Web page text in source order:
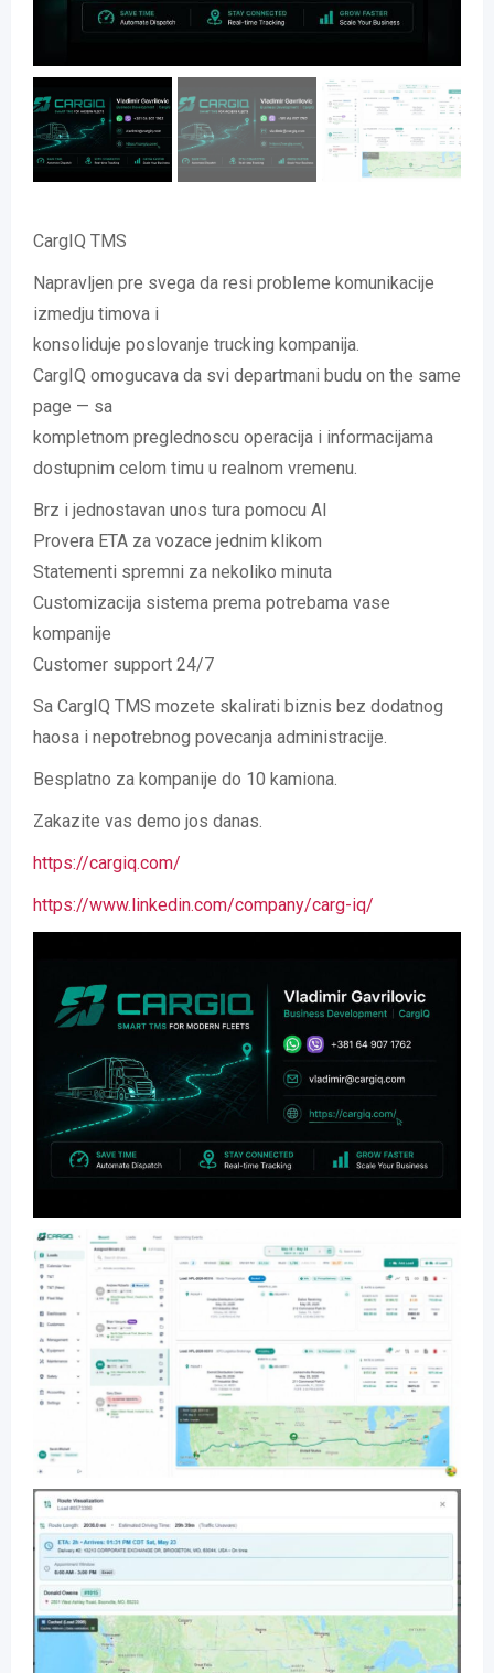
CargIQ TMS
Napravljen pre svega da resi probleme komunikacije
izmedju timova i
konsoliduje poslovanje trucking kompanija.
CargIQ omogucava da svi departmani budu on the same
page — sa
kompletnom preglednoscu operacija i informacijama
dostupnim celom timu u realnom vremenu.
Brz i jednostavan unos tura pomocu AI
Provera ETA za vozace jednim klikom
Statementi spremni za nekoliko minuta
Customizacija sistema prema potrebama vase
kompanije
Customer support 24/7
Sa CargIQ TMS mozete skalirati biznis bez dodatnog
haosa i nepotrebnog povecanja administracije.
Besplatno za kompanije do 10 kamiona.
Zakazite vas demo jos danas.
https://cargiq.com/
https://www.linkedin.com/company/carg-iq/